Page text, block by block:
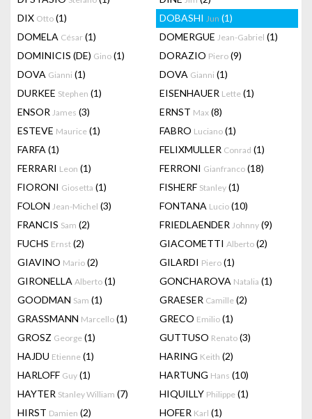
DIX Otto (1) DOBASHI Jun (1)
DOMELA César (1) DOMERGUE Jean-Gabriel (1)
DOMINICIS (DE) Gino (1) DORAZIO Piero (9)
DOVA Gianni (1) DOVA Gianni (1)
DURKEE Stephen (1) EISENHAUER Lette (1)
ENSOR James (3) ERNST Max (8)
ESTEVE Maurice (1) FABRO Luciano (1)
FARFA (1) FELIXMULLER Conrad (1)
FERRARI Leon (1) FERRONI Gianfranco (18)
FIORONI Giosetta (1) FISHERF Stanley (1)
FOLON Jean-Michel (3) FONTANA Lucio (10)
FRANCIS Sam (2) FRIEDLAENDER Johnny (9)
FUCHS Ernst (2) GIACOMETTI Alberto (2)
GIAVINO Mario (2) GILARDI Piero (1)
GIRONELLA Alberto (1) GONCHAROVA Natalia (1)
GOODMAN Sam (1) GRAESER Camille (2)
GRASSMANN Marcello (1) GRECO Emilio (1)
GROSZ George (1) GUTTUSO Renato (3)
HAJDU Etienne (1) HARING Keith (2)
HARLOFF Guy (1) HARTUNG Hans (10)
HAYTER Stanley William (7) HIQUILLY Philippe (1)
HIRST Damien (2) HOFER Karl (1)